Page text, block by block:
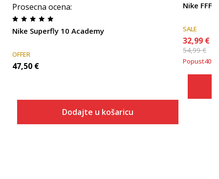
Prosecna ocena:
Nike Superfly 10 Academy
OFFER
47,50 €
Dodajte u košaricu
Nike FFF
SALE
32,99 €
54,99€
Popust40%